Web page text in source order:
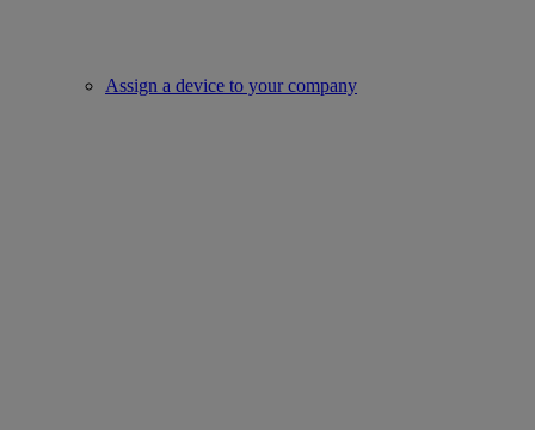
Assign a device to your company